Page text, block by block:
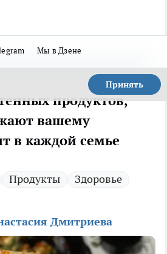
Мы в Дзене
Принять
продуктов,
вашему
в каждой семье
Продукты Здоровье
Дмитриева